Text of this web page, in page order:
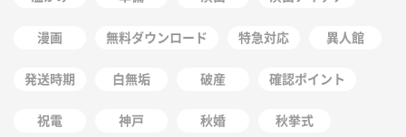
漫画 無料ダウンロード 特急対応 異人館
発送時期 白無垢 破産 確認ポイント
祝電 神戸 秋婚 秋挙式